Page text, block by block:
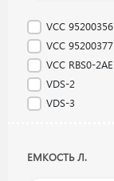
VCC 95200356
VCC 95200377
VCC RBS0-2AE
VDS-2
VDS-3
ЕМКОСТЬ Л.